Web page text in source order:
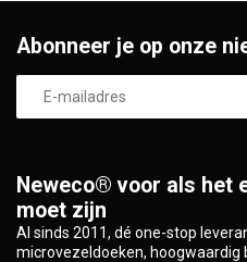
Neweco® voor als het
moet zijn
Al sinds 2011, dé one-stop
microvezeldoeken, hoogwaardig
Abonneer je op onze